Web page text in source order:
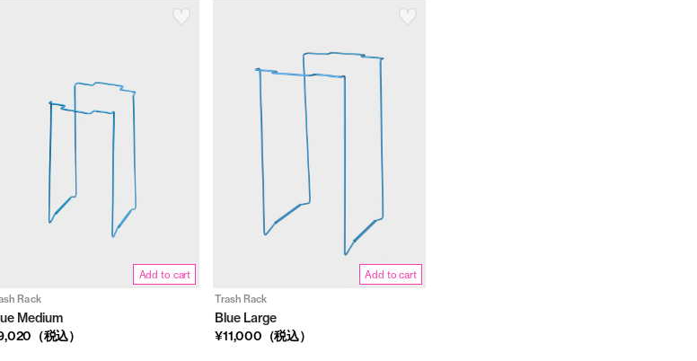
Add to cart
Rack
Medium
（税込）
Add to cart
Trash Rack
Blue Large
¥11,000（税込）